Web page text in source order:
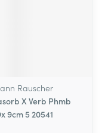
Rauscher
X Verb Phmb
9cm 5 20541